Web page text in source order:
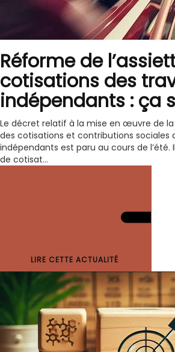
Réforme de
cotisations des
indépendants : ça
Le décret relatif à la mise en œuvre de
des cotisations et contributions sociales
indépendants est paru au cours de l’été.
de cotisat...
LIRE CETTE ACTUALITÉ